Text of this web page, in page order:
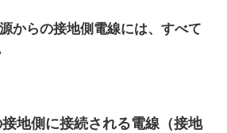
からの接地側電線には、すべて
地側に接続される電線（接地